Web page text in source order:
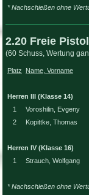
* Nachschießen ohne
2.20 Freie
(60 Schuss, Wertung
Platz Name, Vorname
Herren III (Klasse 14)
1
Voroshilin, Evgeny
2
Kopittke, Thomas
Herren IV (Klasse 16)
1
Strauch, Wolfgang
* Nachschießen ohne